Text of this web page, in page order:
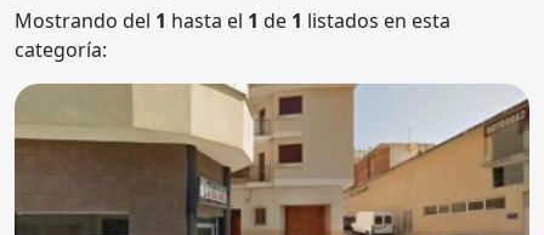
Mostrando del 1 hasta el 1 de 1 listados en esta
categoría: